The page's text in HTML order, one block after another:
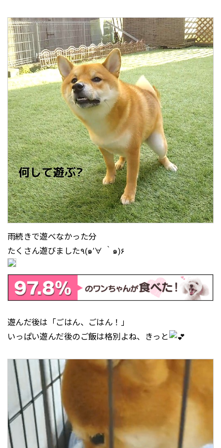
雨続きで遊べなかった分
たくさん遊びました٩(๑′∀ ‵๑)۶
遊んだ後は「ごはん、ごはん！」
いっぱい遊んだ後のご飯は格別よね、きっと